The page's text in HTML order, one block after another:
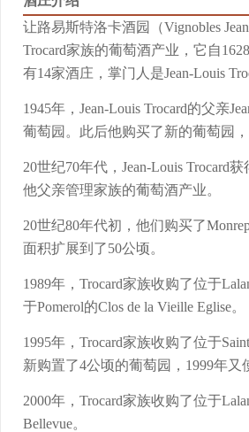
让路易斯特洛卡酒园（Vignobles
Trocard家族的葡萄酒产业，它自
有14家酒庄，掌门人是Jean-Louis
1945年，Jean-Louis Trocard的父亲
葡萄园。此后他购买了新的葡萄园
20世纪70年代，Jean-Louis Trocard
他父亲管理家族的葡萄酒产业。
20世纪80年代初，他们购买了
面积扩展到了50公顷。
1989年，Trocard家族收购了位于
于Pomerol的Clos de la Vieille Eglise。
1995年，Trocard家族收购了位于
新购置了4公顷的葡萄园，1999年又
2000年，Trocard家族收购了位于
Bellevue。